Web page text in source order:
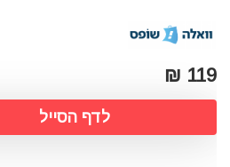
119 ₪
לדף הסייל